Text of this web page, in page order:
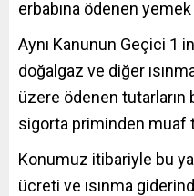
erbabına ödenen
Aynı Kanunun Geçici 1
doğalgaz ve diğer
üzere ödenen
sigorta priminden muaf
Konumuz itibariyle bu
ücreti ve ısınma